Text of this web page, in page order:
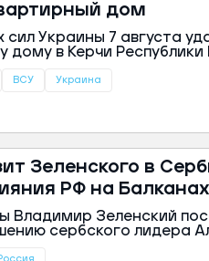
дом
Украины 7 августа
дому в Керчи Республики
ВСУ Украина
Зеленского в
РФ на Балканах
Владимир Зеленский
сербского лидера